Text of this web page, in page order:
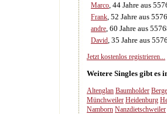
Marco, 44 Jahre aus
Frank, 52 Jahre aus
andre, 60 Jahre aus
David, 35 Jahre aus
Jetzt kostenlos registrieren...
Weitere Singles gibt es
Altenglan Baumholder
Münchweiler Heidenburg
Namborn Nanzdietschweiler